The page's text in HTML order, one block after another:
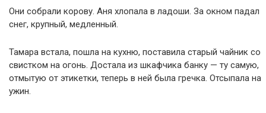
Они собрали корову. Аня хлопала в ладоши. За окном падал
снег, крупный, медленный.
Тамара встала, пошла на кухню, поставила старый чайник со
свистком на огонь. Достала из шкафчика банку — ту самую,
отмытую от этикетки, теперь в ней была гречка. Отсыпала на
ужин.